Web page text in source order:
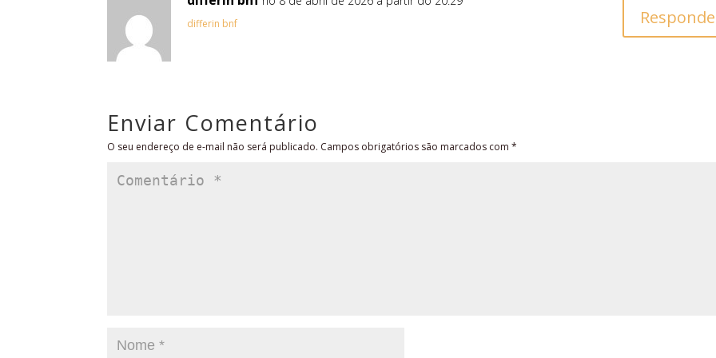
differin bnf
Enviar Comentário
O seu endereço de e-mail não será publicado. Campos obrigatórios são marcados com*